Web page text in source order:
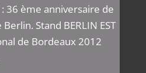
36 ème anniversaire de
Stand BERLIN EST
de Bordeaux 2012